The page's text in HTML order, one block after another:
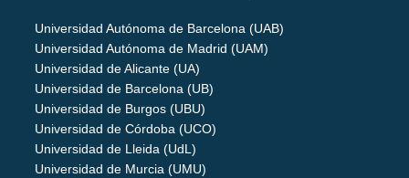
Universidad Autónoma de Barcelona (UAB)
Universidad Autónoma de Madrid (UAM)
Universidad de Alicante (UA)
Universidad de Barcelona (UB)
Universidad de Burgos (UBU)
Universidad de Córdoba (UCO)
Universidad de Lleida (UdL)
Universidad de Murcia (UMU)